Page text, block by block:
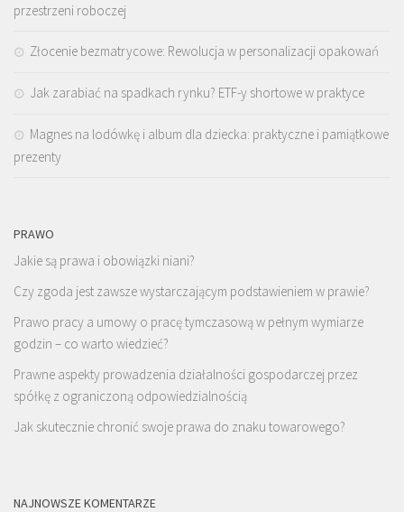
przestrzeni roboczej
Złocenie bezmatrycowe: Rewolucja w personalizacji opakowań
Jak zarabiać na spadkach rynku? ETF-y shortowe w praktyce
Magnes na lodówkę i album dla dziecka: praktyczne i pamiątkowe
prezenty
PRAWO
Jakie są prawa i obowiązki niani?
Czy zgoda jest zawsze wystarczającym podstawieniem w prawie?
Prawo pracy a umowy o pracę tymczasową w pełnym wymiarze
godzin – co warto wiedzieć?
Prawne aspekty prowadzenia działalności gospodarczej przez
spółkę z ograniczoną odpowiedzialnością
Jak skutecznie chronić swoje prawa do znaku towarowego?
NAJNOWSZE KOMENTARZE